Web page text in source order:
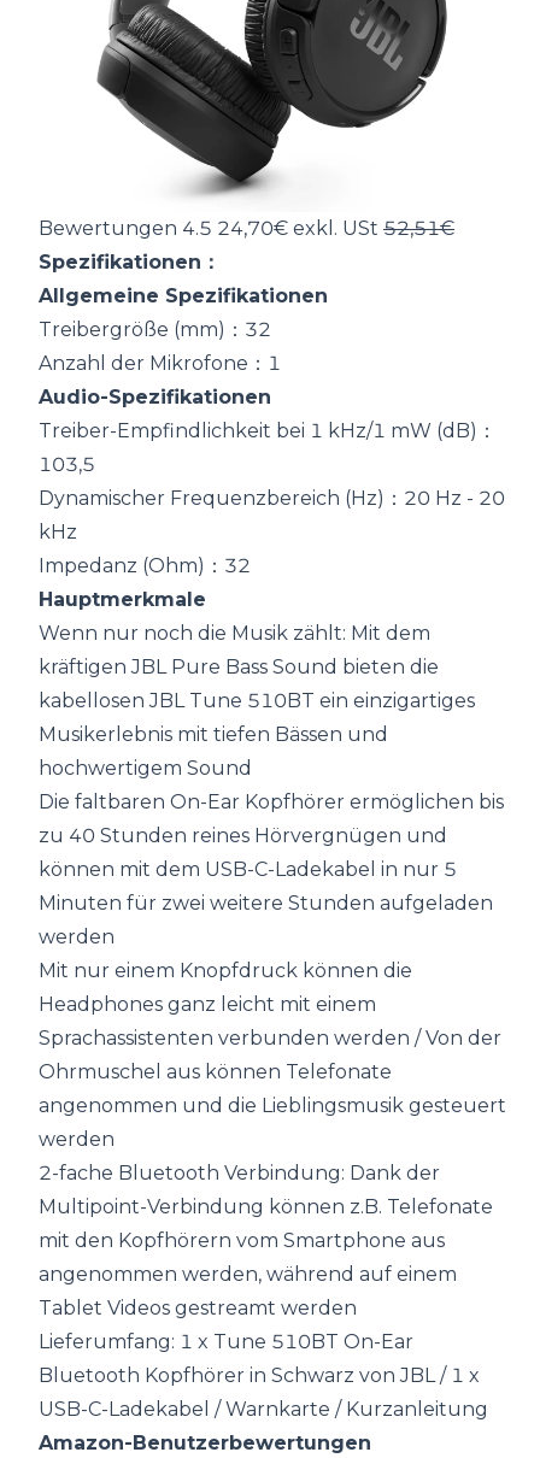
Bewertungen 4.5 24,70€ exkl. USt 52,51€
Spezifikationen：
Allgemeine Spezifikationen
Treibergröße (mm)：32
Anzahl der Mikrofone：1
Audio-Spezifikationen
Treiber-Empfindlichkeit bei 1 kHz/1 mW (dB)：
103,5
Dynamischer Frequenzbereich (Hz)：20 Hz - 20
kHz
Impedanz (Ohm)：32
Hauptmerkmale
Wenn nur noch die Musik zählt: Mit dem
kräftigen JBL Pure Bass Sound bieten die
kabellosen JBL Tune 510BT ein einzigartiges
Musikerlebnis mit tiefen Bässen und
hochwertigem Sound
Die faltbaren On-Ear Kopfhörer ermöglichen bis
zu 40 Stunden reines Hörvergnügen und
können mit dem USB-C-Ladekabel in nur 5
Minuten für zwei weitere Stunden aufgeladen
werden
Mit nur einem Knopfdruck können die
Headphones ganz leicht mit einem
Sprachassistenten verbunden werden / Von der
Ohrmuschel aus können Telefonate
angenommen und die Lieblingsmusik gesteuert
werden
2-fache Bluetooth Verbindung: Dank der
Multipoint-Verbindung können z.B. Telefonate
mit den Kopfhörern vom Smartphone aus
angenommen werden, während auf einem
Tablet Videos gestreamt werden
Lieferumfang: 1 x Tune 510BT On-Ear
Bluetooth Kopfhörer in Schwarz von JBL / 1 x
USB-C-Ladekabel / Warnkarte / Kurzanleitung
Amazon-Benutzerbewertungen